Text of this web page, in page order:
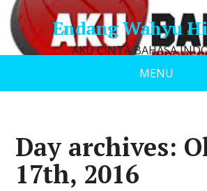
Endang Wahyu
AKU CINTA BAHASA
MENU
Day archives:
17th, 2016